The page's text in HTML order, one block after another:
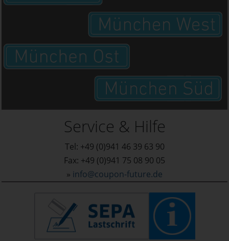
Service & Hilfe
Tel: +49 (0)941 46 39 63 90
Fax: +49 (0)941 75 08 90 05
» info@coupon-future.de